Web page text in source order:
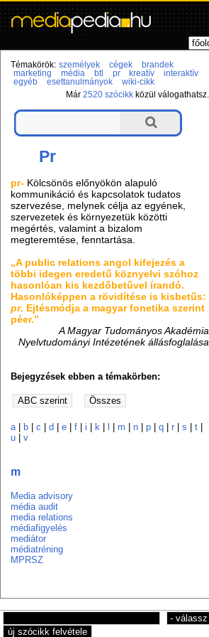
Témakörök: személyek cégek
brandek
marketing
média btl pr kreatív
interaktív
egyéb
esettanulmányok
wiki-cikk
Már2520 szócikk közül válogathatsz.
Pr
pr- Kölcsönös előnyökön alapuló
kommunikáció és kapcsolatok tudatos
szervezése, melynek célja az egyének,
szervezetek és környezetük közötti
megértés, valamint a bizalom
megteremtése, fenntartása.
„A public relations angol kifejezés a
többi idegen eredetű köznyelvi szóhoz
hasonlóan kis kezdőbetűvel írandó.
Hasonlóképpen a rövidítése is kisbetűs:
pr. Ejtésmódja a magyar fonetika szerint
péer.”
A Magyar Tudományos Akadémia
Nyelvtudományi Intézetének állásfoglalása
Bejegyzések ebben a témakörben:
a| b |c |d |e |f |i k |m |n |p |q |r |s |t
u |v
m
Media advisory
média audit
media relations
médiafigyelés
mediátor
médiatréning
MPRSZ